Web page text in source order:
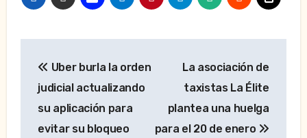
de
entradas
Uber burla la orden
judicial actualizando
su aplicación para
evitar su bloqueo
La asociación de
taxistas La Élite
plantea una huelga
para el 20 de enero